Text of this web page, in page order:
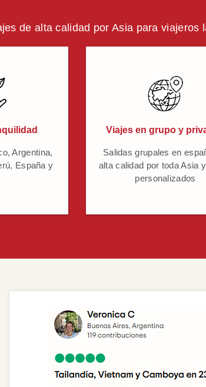
de alta calidad por Asia para viajeros
Argentina,
España y
Viajes en grupo y
Salidas grupales en
alta calidad por toda Asia
personalizados